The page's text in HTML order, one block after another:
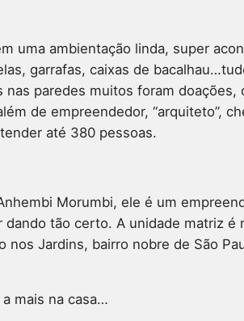
uma ambientação linda, super
garrafas, caixas de
paredes muitos foram
de empreendedor, “arquiteto”,
até 380 pessoas.
Morumbi, ele é um
tão certo. A unidade matriz
nos Jardins, bairro nobre de São
mais na casa…